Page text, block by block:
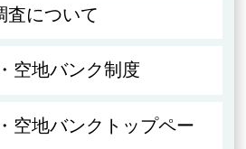
査について
空地バンク制度
空地バンクトップペー